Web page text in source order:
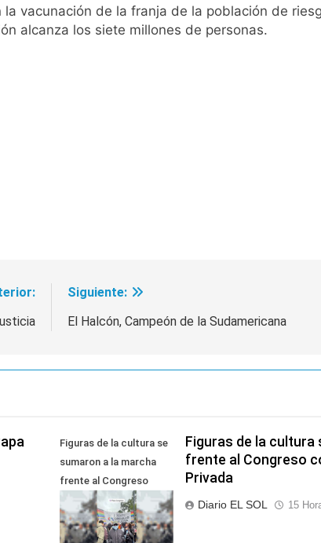
vacunación de la franja de la población de
alcanza los siete millones de personas.
Siguiente:
El Halcón, Campeón de la Sudamericana
Figuras de la cultura se
sumaron a la marcha
frente al Congreso
contra la Ley de
Propiedad Privada
Figuras de la cultura
frente al Congreso
Privada
Diario EL SOL 15